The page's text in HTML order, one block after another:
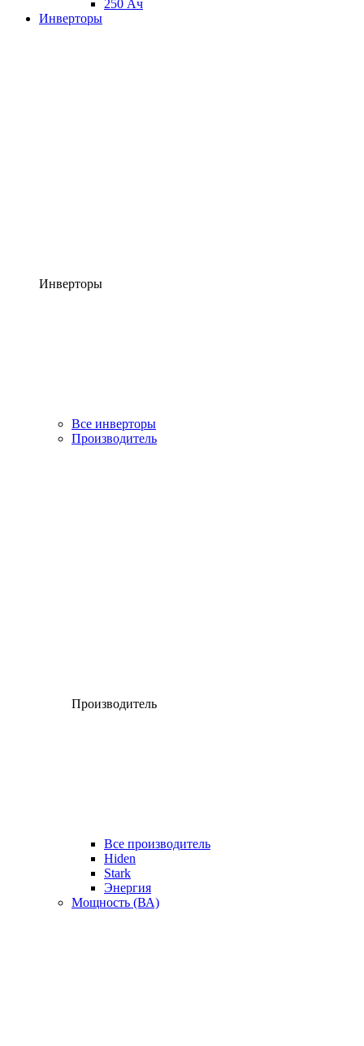
250 Ач
Инверторы
Инверторы
Все инверторы
Производитель
Производитель
Все производитель
Hiden
Stark
Энергия
Мощность (ВА)